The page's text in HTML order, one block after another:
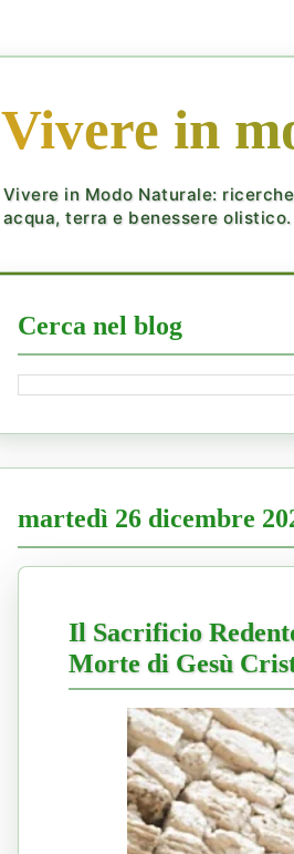
Vivere in
Vivere in Modo Naturale:
acqua, terra e benessere olistico.
Cerca nel blog
martedì 26 dicembre
Il Sacrificio
Morte di Gesù